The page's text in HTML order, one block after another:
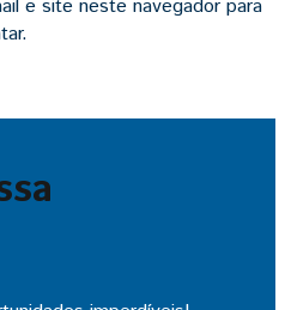
e site neste navegador para